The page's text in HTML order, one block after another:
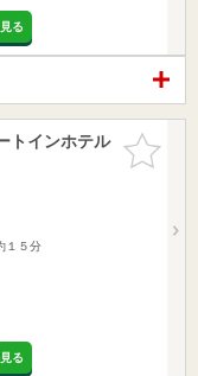
る
お気に入
りに追加
トインホテル
１５分
る